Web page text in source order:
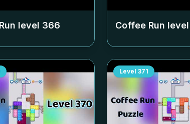
level 366 Coffee Run level
Level 371